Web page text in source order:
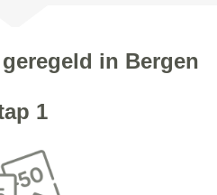
in Bergen
1